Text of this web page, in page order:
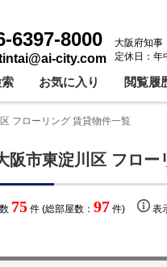
6397-8000
city.com
大阪府知事
定休日：
お気に入り 閲覧履
フローリング 賃貸物件一覧
阪市東淀川区 フロー
75 件 (総部屋数： 97 件) 表